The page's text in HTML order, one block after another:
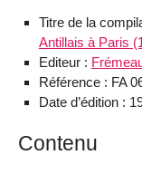
Titre de la
Antillais à Paris
Editeur :
Référence : FA
Date d’édition :
Contenu